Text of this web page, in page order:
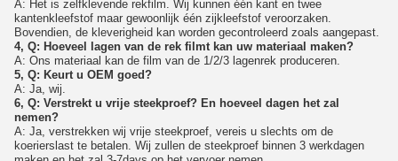
A: Het is zelfklevende rekfilm. Wij kunnen één kant en twee
kantenkleefstof maar gewoonlijk één zijkleefstof veroorzaken.
Bovendien, de kleverigheid kan worden gecontroleerd zoals aangepast.
4, Q: Hoeveel lagen van de rek filmt kan uw materiaal maken?
A: Ons materiaal kan de film van de 1/2/3 lagenrek produceren.
5, Q: Keurt u OEM goed?
A: Ja, wij.
6, Q: Verstrekt u vrije steekproef? En hoeveel dagen het zal
nemen?
A: Ja, verstrekken wij vrije steekproef, vereis u slechts om de
koerierslast te betalen. Wij zullen de steekproef binnen 3 werkdagen